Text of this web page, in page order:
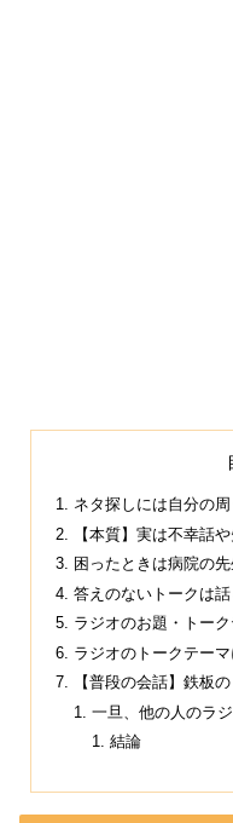
ネタ探しには自分の
【本質】実は不幸話
困ったときは病院の
答えのないトークは
ラジオのお題・トー
ラジオのトークテー
【普段の会話】鉄板
一旦、他の人のラ
結論